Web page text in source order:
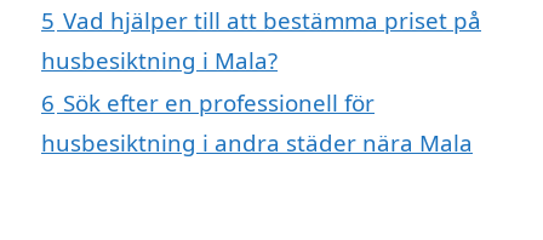
5 Vad hjälper till att bestämma priset på
husbesiktning i Mala?
6 Sök efter en professionell för
husbesiktning i andra städer nära Mala